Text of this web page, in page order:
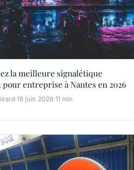
la meilleure signalétique
pour entreprise à Nantes en 2026
·18 juin 2026·11 min